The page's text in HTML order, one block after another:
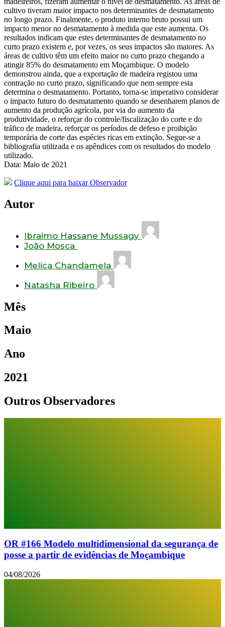
cultivo tiveram maior impacto nos determinantes de desmatamento
no longo prazo. Finalmente, o produto interno bruto possui um
impacto menor no desmatamento à medida que este aumenta. Os
resultados indicam que estes determinantes de desmatamento no
curto prazo existem e, por vezes, os seus impactos são maiores. As
áreas de cultivo têm um efeito maior no curto prazo chegando a
atingir 85% do desmatamento em Moçambique. O modelo
demonstrou ainda, que a exportação de madeira registou uma
contração no curto prazo, significando que nem sempre esta
determina o desmatamento. Portanto, torna-se imperativo considerar
o impacto futuro do desmatamento quando se desenharem planos de
aumento da produção agrícola, por via do aumento da
produtividade, o reforçar do controle/fiscalização do corte e do
tráfico de madeira, reforçar os períodos de defeso e proibição
temporária de corte das espécies ricas em extinção. Segue-se a
bibliografia utilizada e os apêndices com os resultados do modelo
utilizado.
Data: Maio de 2021
Clique aqui para baixar Observador
Autor
Ibraimo Hassane Mussagy
João Mosca
Melica Chandamela
Natasha Ribeiro
Mês
Maio
Ano
2021
Outros Observadores
OR #166 Modelo multidimensional da segurança de
posse a partir de evidências de Moçambique
04/08/2026